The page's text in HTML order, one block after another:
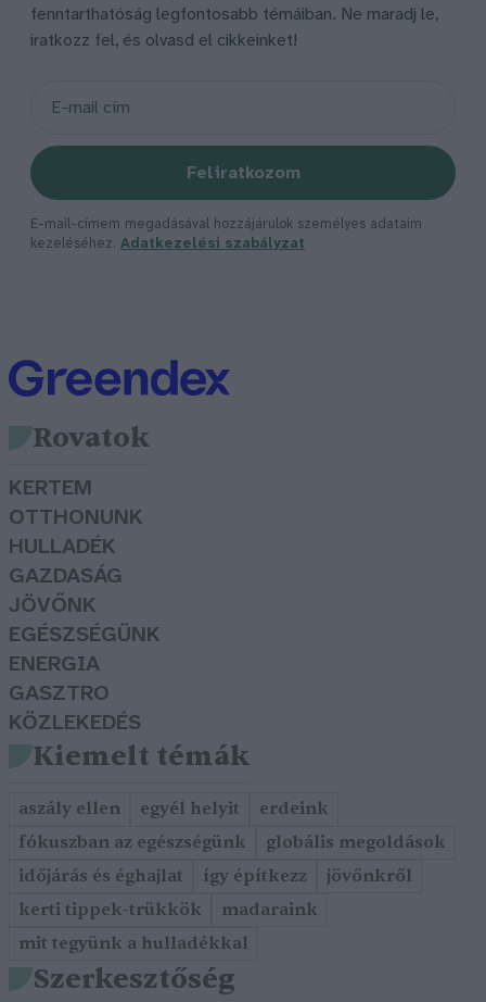
fenntarthatóság legfontosabb témáiban. Ne maradj le,
iratkozz fel, és olvasd el cikkeinket!
Feliratkozom
E-mail-címem megadásával hozzájárulok személyes adataim
kezeléséhez. Adatkezelési szabályzat
Rovatok
KERTEM
OTTHONUNK
HULLADÉK
GAZDASÁG
JÖVŐNK
EGÉSZSÉGÜNK
ENERGIA
GASZTRO
KÖZLEKEDÉS
Kiemelt témák
aszály ellen egyél helyit
erdeink
fókuszban az egészségünk
globális megoldások
időjárás és éghajlat
így építkezz
jövőnkről
kerti tippek-trükkök
madaraink
mit tegyünk a hulladékkal
Szerkesztőség